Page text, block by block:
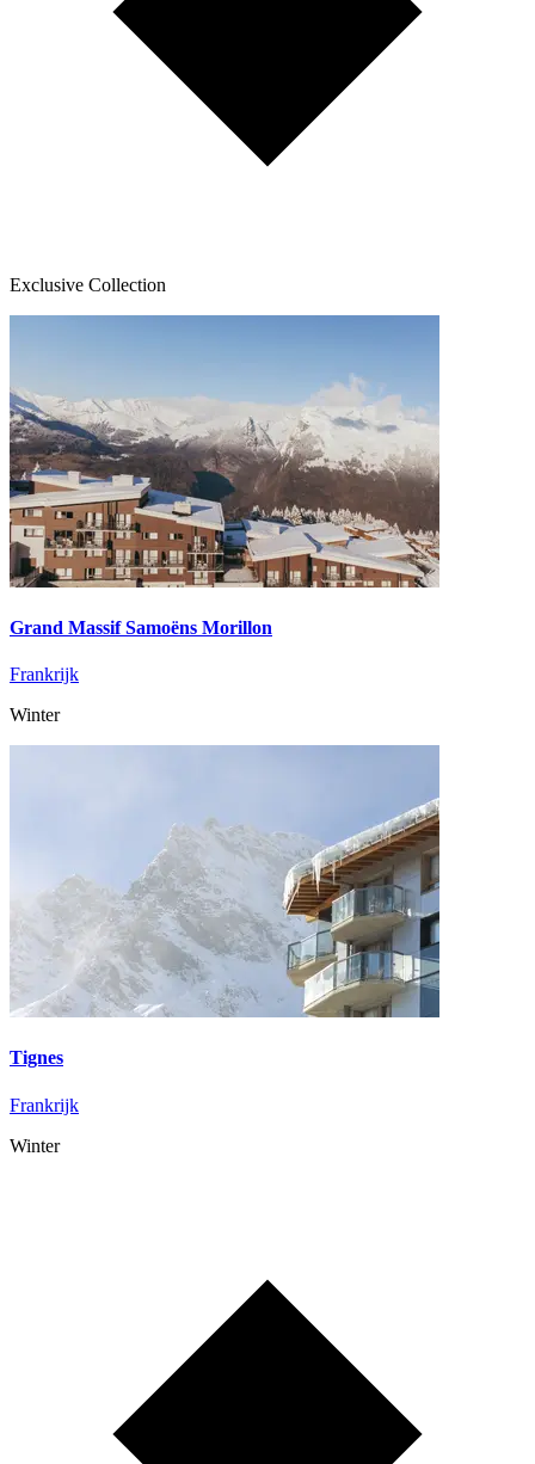
Exclusive Collection
Grand Massif Samoëns Morillon
Frankrijk
Winter
Tignes
Frankrijk
Winter